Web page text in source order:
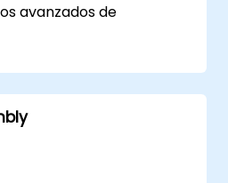
avanzados de
de automatización
marcos de
y reutilizables